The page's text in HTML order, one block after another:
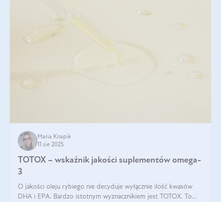
Maria Knapik
11 sie 2025
TOTOX – wskaźnik jakości suplementów omega-
3
O jakości oleju rybiego nie decyduje wyłącznie ilość kwasów
DHA i EPA. Bardzo istotnym wyznacznikiem jest TOTOX. To